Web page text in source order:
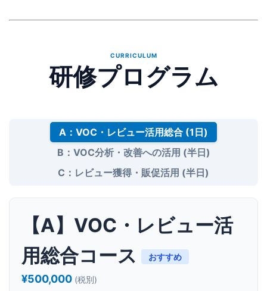
CURRICULUM
研修プログラム
A：VOC・レビュー活用総合 (1日)
B：VOC分析・改善への活用 (半日)
C：レビュー獲得・販促活用 (半日)
【A】VOC・レビュー活
用総合コース
おすすめ
¥500,000 (税別)